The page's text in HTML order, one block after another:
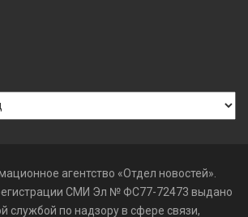
агентство «Отдел новостей».
СМИ Эл № ФС77-72473 выдано
службой по надзору в сфере связи,